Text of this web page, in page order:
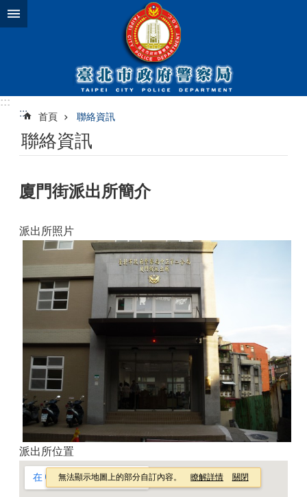
跳到主要內容區塊
:::
:::
首頁 聯絡資訊
聯絡資訊
廈門街派出所簡介
派出所照片
派出所位置